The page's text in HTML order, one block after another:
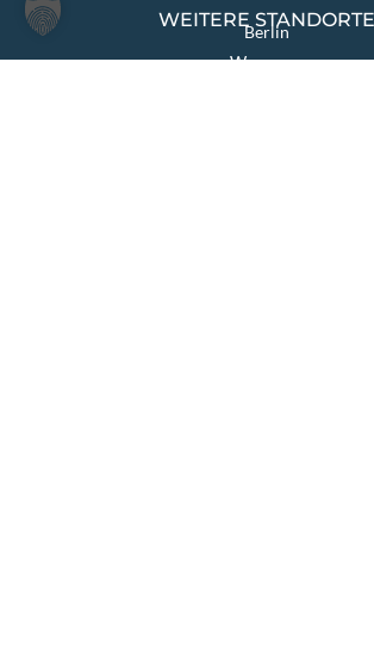
WEITERE STANDORTE
Berlin
Warszawa